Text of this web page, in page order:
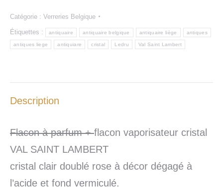
Catégorie : Verreries Belgique
Étiquettes : antiquaire antiquaire belgique antiquaire liège antiques
antiques liege antiquiare cristal Ledru Val Saint Lambert
Description
Flacon à parfum +flacon vaporisateur cristal
VAL SAINT LAMBERT
cristal clair doublé rose à décor dégagé à
l’acide et fond vermiculé.